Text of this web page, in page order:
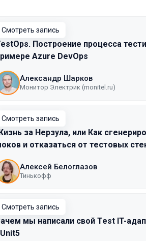
Смотреть запись
Построение процесса
Azure DevOps
Александр Шарков
Монитор Электрик (monitel.ru)
Смотреть запись
за Нерзула, или Как
и отказаться от тестовых
Алексей Белоглазов
Тинькофф
Смотреть запись
мы написали свой Test IT-